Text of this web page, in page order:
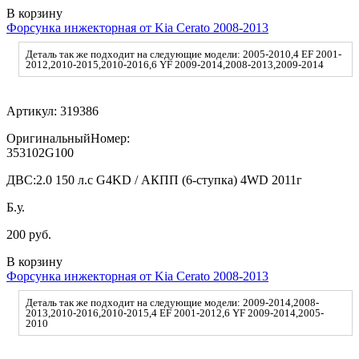
В корзину
Форсунка инжекторная от Kia Cerato 2008-2013
Деталь так же подходит на следующие модели: 2005-2010,4 EF 2001-
2012,2010-2015,2010-2016,6 YF 2009-2014,2008-2013,2009-2014
Артикул: 319386
ОригинальныйНомер:
353102G100
ДВС:2.0 150 л.с G4KD / АКПП (6-ступка) 4WD 2011г
Б.у.
200 руб.
В корзину
Форсунка инжекторная от Kia Cerato 2008-2013
Деталь так же подходит на следующие модели: 2009-2014,2008-
2013,2010-2016,2010-2015,4 EF 2001-2012,6 YF 2009-2014,2005-
2010